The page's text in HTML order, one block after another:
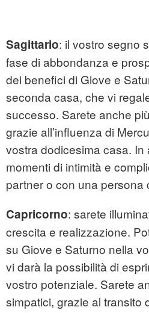
Sagittario: il vostro segno
fase di abbondanza e
dei benefici di Giove e
seconda casa, che vi
successo. Sarete anche
grazie all’influenza di
vostra dodicesima casa. In
momenti di intimità e
partner o con una persona
Capricorno: sarete
crescita e realizzazione.
su Giove e Saturno nella
vi darà la possibilità di
vostro potenziale. Sarete
simpatici, grazie al transito